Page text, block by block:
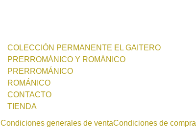
COLECCIÓN PERMANENTE EL GAITERO
PRERROMÁNICO Y ROMÁNICO
PRERROMÁNICO
ROMÁNICO
CONTACTO
TIENDA
Condiciones generales de ventaCondiciones de compra